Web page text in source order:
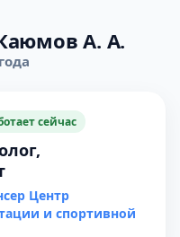
А. А.
сейчас
Центр
и спортивной